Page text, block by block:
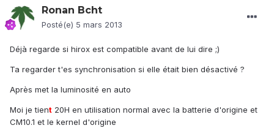
Ronan Bcht
Posté(e) 5 mars 2013
Déjà regarde si hirox est compatible avant de lui dire ;)
Ta regarder t'es synchronisation si elle était bien désactivé ?
Après met la luminosité en auto
Moi je tient 20H en utilisation normal avec la batterie d'origine et
CM10.1 et le kernel d'origine